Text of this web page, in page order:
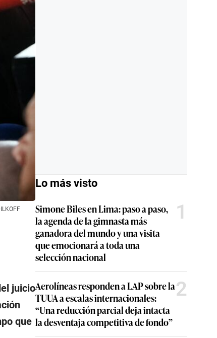
juicio
que
Lo más visto
Simone Biles en Lima: paso a paso,
la agenda de la gimnasta más
ganadora del mundo y una visita
que emocionará a toda una
selección nacional
1
Aerolíneas responden a LAP sobre la
TUUA a escalas internacionales:
“Una reducción parcial deja intacta
la desventaja competitiva de fondo”
2